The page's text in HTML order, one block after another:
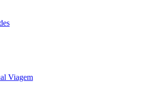
Viagem